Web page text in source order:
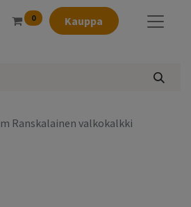
0 Kauppa
Ranskalainen valkokalkki